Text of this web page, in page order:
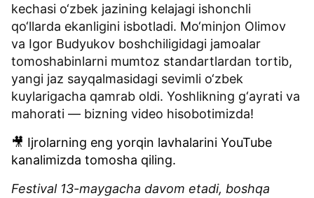
kechasi o‘zbek jazining kelajagi ishonchli
qo‘llarda ekanligini isbotladi. Mo‘minjon Olimov
va Igor Budyukov boshchiligidagi jamoalar
tomoshabinlarni mumtoz standartlardan tortib,
yangi jaz sayqalmasidagi sevimli o‘zbek
kuylarigacha qamrab oldi. Yoshlikning g‘ayrati va
mahorati — bizning video hisobotimizda!
🎥 Ijrolarning eng yorqin lavhalarini YouTube
kanalimizda tomosha qiling.
Festival 13-maygacha davom etadi, boshqa